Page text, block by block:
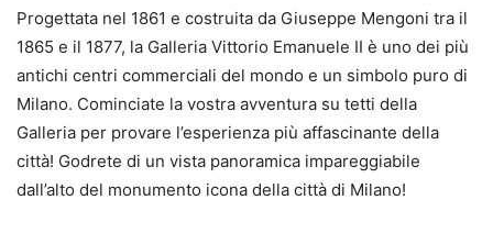
Progettata nel 1861 e costruita da Giuseppe Mengoni tra il
1865 e il 1877, la Galleria Vittorio Emanuele II è uno dei più
antichi centri commerciali del mondo e un simbolo puro di
Milano. Cominciate la vostra avventura su tetti della
Galleria per provare l’esperienza più affascinante della
città! Godrete di un vista panoramica impareggiabile
dall’alto del monumento icona della città di Milano!